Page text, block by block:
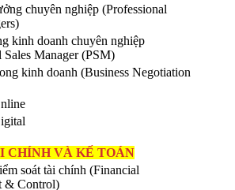
chuyên nghiệp (Professional
kinh doanh chuyên nghiệp
Sales Manager (PSM)
kinh doanh (Business Negotiation
CHÍNH VÀ KẾ TOÁN
soát tài chính (Financial
& Control)